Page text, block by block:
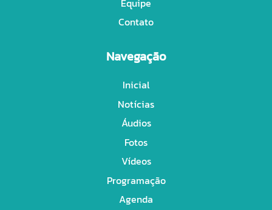
Navegação
Inicial
Notícias
Áudios
Fotos
Vídeos
Programação
Agenda
Contato